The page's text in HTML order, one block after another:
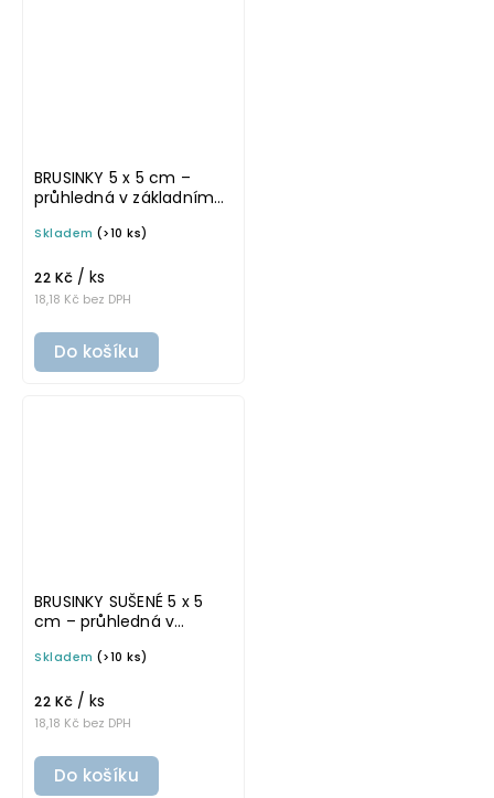
BRUSINKY 5 x 5 cm –
průhledná v základním
samolepka na
Skladem (>10 ks)
18,18 Kč bez DPH
22 Kč / ks
Do košíku
BRUSINKY SUŠENÉ 5 x 5
cm – průhledná v
omyvatelná samolepka
Skladem (>10 ks)
18,18 Kč bez DPH
22 Kč / ks
Do košíku